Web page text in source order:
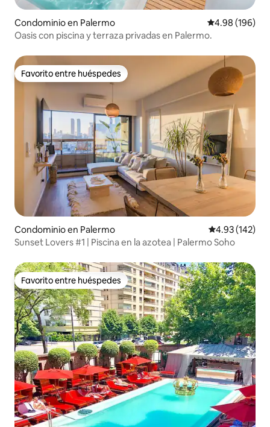
Condominio en Palermo Calificación
4.98 (196)
Oasis con piscina y terraza privadas en Palermo.
Favorito entre huéspedes
Favorito entre huéspedes
Condominio en Palermo Calificación
4.93 (142)
Sunset Lovers #1 | Piscina en la azotea | Palermo Soho
Favorito entre huéspedes
Favorito entre huéspedes